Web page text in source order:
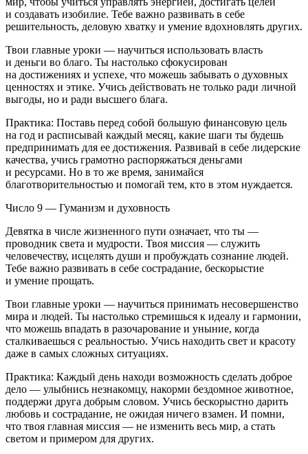
и создавать изобилие. Тебе важно развивать в себе
решительность, деловую хватку и умение вдохновлять других.
Твои главные уроки — научиться использовать власть
и деньги во благо. Ты настолько сфокусирован
на достижениях и успехе, что можешь забывать о духовных
ценностях и этике. Учись действовать не только ради личной
выгоды, но и ради высшего блага.
Практика: Поставь перед собой большую финансовую цель
на год и расписывай каждый месяц, какие шаги ты будешь
предпринимать для ее достижения. Развивай в себе лидерские
качества, учись грамотно распоряжаться деньгами
и ресурсами. Но в то же время, занимайся
благотворительностью и помогай тем, кто в этом нуждается.
Число 9 — Гуманизм и духовность
Девятка в числе жизненного пути означает, что ты —
проводник света и мудрости. Твоя миссия — служить
человечеству, исцелять души и пробуждать сознание людей.
Тебе важно развивать в себе сострадание, бескорыстие
и умение прощать.
Твои главные уроки — научиться принимать несовершенство
мира и людей. Ты настолько стремишься к идеалу и гармонии,
что можешь впадать в разочарование и уныние, когда
сталкиваешься с реальностью. Учись находить свет и красоту
даже в самых сложных ситуациях.
Практика: Каждый день находи возможность сделать доброе
дело — улыбнись незнакомцу, накорми бездомное животное,
поддержи друга добрым словом. Учись бескорыстно дарить
любовь и сострадание, не ожидая ничего взамен. И помни,
что твоя главная миссия — не изменить весь мир, а стать
светом и примером для других.